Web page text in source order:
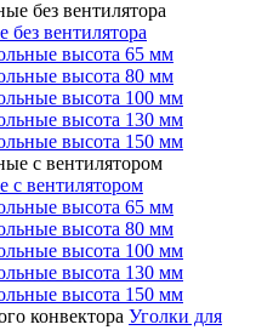
вентилятора
высота 65 мм
высота 80 мм
высота 100 мм
высота 130 мм
высота 150 мм
с вентилятором
высота 65 мм
высота 80 мм
высота 100 мм
высота 130 мм
высота 150 мм
Уголки для